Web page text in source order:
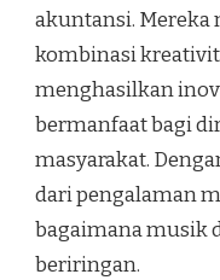
akuntansi.
kombinasi
menghasilkan
bermanfaat bagi
masyarakat.
dari pengalaman
bagaimana musik
beriringan.